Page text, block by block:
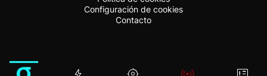
Configuración de cookies
Contacto